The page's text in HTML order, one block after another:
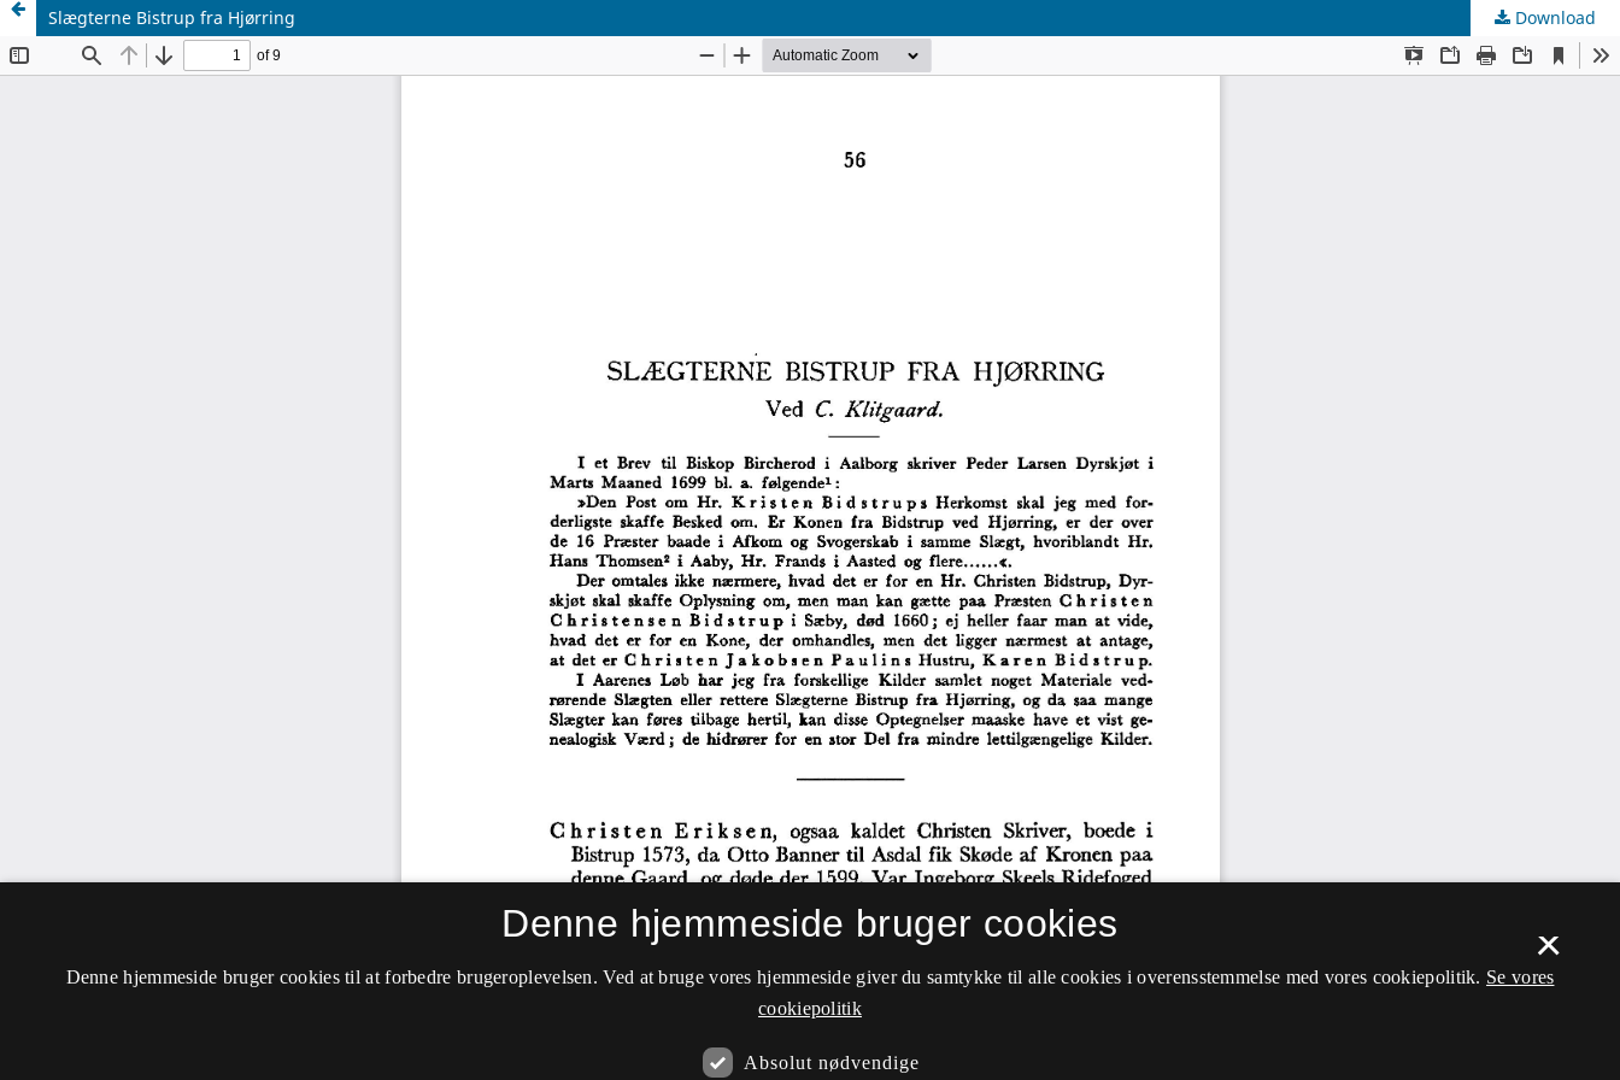
Slægterne Bistrup fra Hjørring Download
×
Denne hjemmeside bruger cookies
Denne hjemmeside bruger cookies til at forbedre brugeroplevelsen. Ved at bruge vores hjemmeside giver du samtykke til alle cookies i overensstemmelse med vores cookiepolitik. Se vores
cookiepolitik
Absolut nødvendige